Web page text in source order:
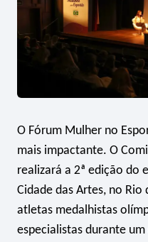
O Fórum Mulher no
mais impactante. O
realizará a 2ª edição do
Cidade das Artes, no
atletas medalhistas
especialistas durante